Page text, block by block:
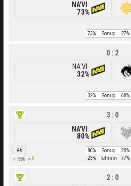
NA'VI
73%
73% Sonuç 27%
NA'VI
32%
0 : 2
32% Sonuç 68%
#6
986
6
NA'VI
80%
3 : 0
80% Sonuç
20%
23%
Tahmin 77%
2 : 0